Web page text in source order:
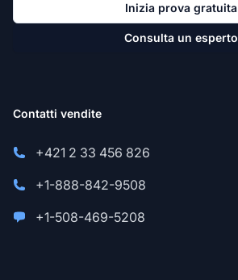
Inizia prova gratuita
Consulta un esperto
Contatti vendite
+421 2 33 456 826
+1-888-842-9508
+1-508-469-5208